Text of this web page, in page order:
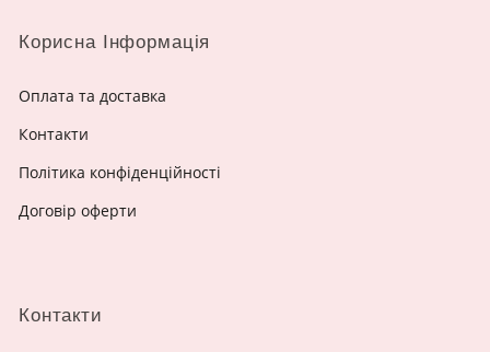
Контакти
Корисна Інформація
Оплата та доставка
Контакти
Політика конфіденційності
Договір оферти